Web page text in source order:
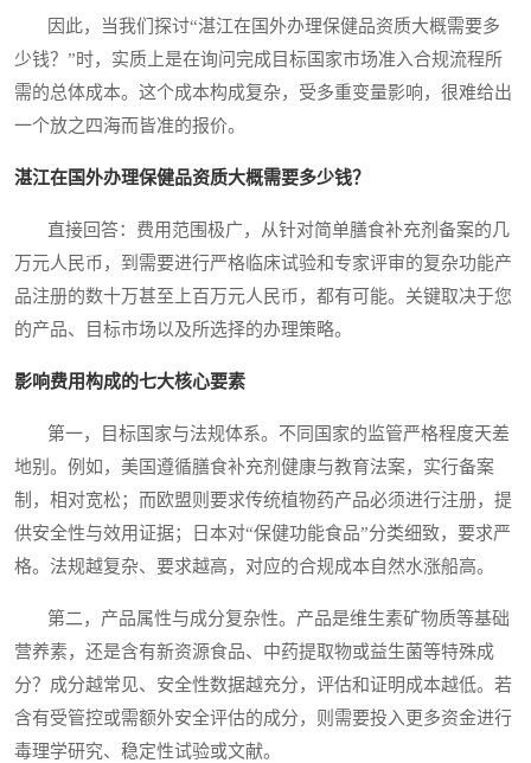
因此，当我们探讨“湛江在国外办理保健品资质大概需要多
少钱？”时，实质上是在询问完成目标国家市场准入合规流程所
需的总体成本。这个成本构成复杂，受多重变量影响，很难给出
一个放之四海而皆准的报价。
湛江在国外办理保健品资质大概需要多少钱？
直接回答：费用范围极广，从针对简单膳食补充剂备案的几
万元人民币，到需要进行严格临床试验和专家评审的复杂功能产
品注册的数十万甚至上百万元人民币，都有可能。关键取决于您
的产品、目标市场以及所选择的办理策略。
影响费用构成的七大核心要素
第一，目标国家与法规体系。不同国家的监管严格程度天差
地别。例如，美国遵循膳食补充剂健康与教育法案，实行备案
制，相对宽松；而欧盟则要求传统植物药产品必须进行注册，提
供安全性与效用证据；日本对“保健功能食品”分类细致，要求严
格。法规越复杂、要求越高，对应的合规成本自然水涨船高。
第二，产品属性与成分复杂性。产品是维生素矿物质等基础
营养素，还是含有新资源食品、中药提取物或益生菌等特殊成
分？成分越常见、安全性数据越充分，评估和证明成本越低。若
含有受管控或需额外安全评估的成分，则需要投入更多资金进行
毒理学研究、稳定性试验或文献。